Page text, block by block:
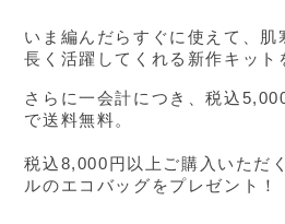
いま編んだらすぐに使えて、肌
長く活躍してくれる新作キット
さらに一会計につき、税込
で送料無料。
税込8,000円以上ご購入いただ
ルのエコバッグをプレゼント！